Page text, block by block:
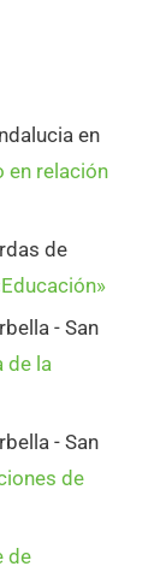
en
en relación
de
- San
de la
- San
de
de